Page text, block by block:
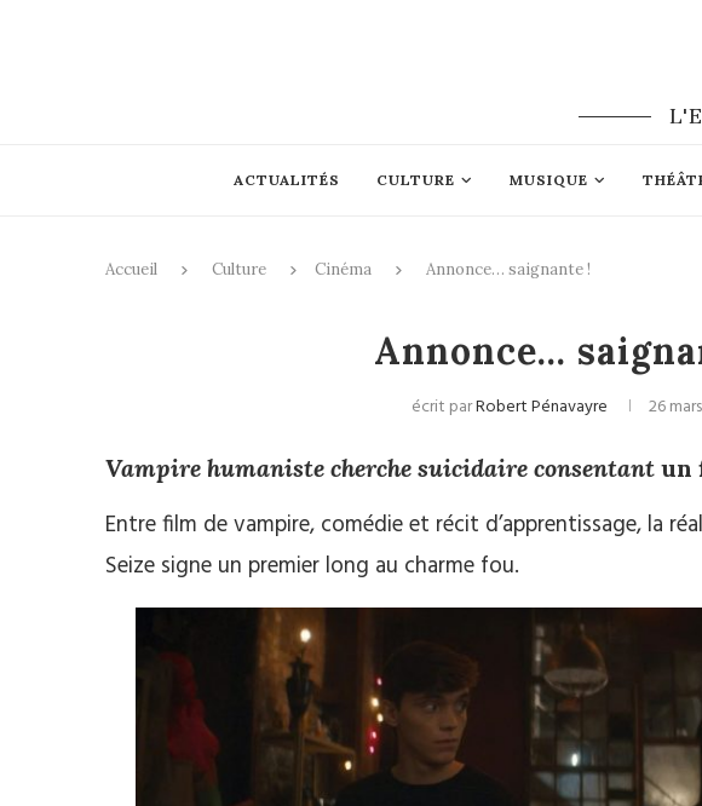
ACTUALITÉS CULTURE MUSIQUE
Accueil Culture Cinéma Annonce… saignante !
Annonce…
écrit parRobert Pénavayre 26
Vampire humaniste cherche suicidaire consentant un
Entre film de vampire, comédie et récit d’apprentissage, la
Seize signe un premier long au charme fou.